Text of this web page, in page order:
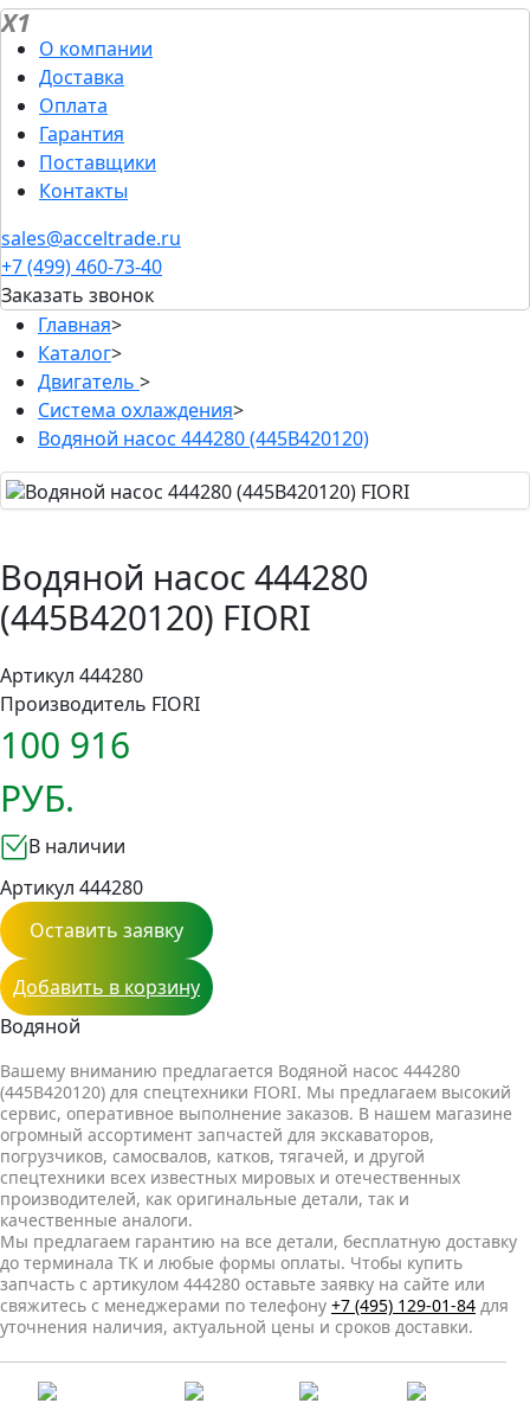
X1
О компании
Доставка
Оплата
Гарантия
Поставщики
Контакты
sales@acceltrade.ru
+7 (499) 460-73-40
Заказать звонок
Главная>
Каталог>
Двигатель >
Система охлаждения>
Водяной насос 444280 (445В420120)
Водяной насос 444280
(445В420120) FIORI
Артикул 444280
Производитель FIORI
100 916
РУБ.
В наличии
Артикул 444280
Оставить заявку
Добавить в корзину
Водяной
Вашему вниманию предлагается Водяной насос 444280
(445В420120) для спецтехники FIORI. Мы предлагаем высокий
сервис, оперативное выполнение заказов. В нашем магазине
огромный ассортимент запчастей для экскаваторов,
погрузчиков, самосвалов, катков, тягачей, и другой
спецтехники всех известных мировых и отечественных
производителей, как оригинальные детали, так и
качественные аналоги.
Мы предлагаем гарантию на все детали, бесплатную доставку
до терминала ТК и любые формы оплаты. Чтобы купить
запчасть с артикулом 444280 оставьте заявку на сайте или
свяжитесь с менеджерами по телефону +7 (495) 129-01-84 для
уточнения наличия, актуальной цены и сроков доставки.